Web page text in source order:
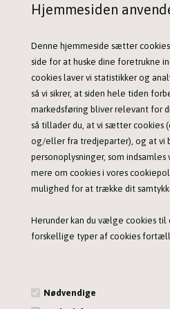
Hjemmesiden
Denne hjemmeside sætter
side for at huske dine foretrukne
cookies laver vi statistikker og
så vi sikrer, at siden hele tiden
markedsføring bliver relevant for
så tillader du, at vi sætter cookies
og/eller fra tredjeparter), og at vi
personoplysninger, som
mere om cookies i vores
mulighed for at trække dit
Herunder kan du vælge cookies til
forskellige typer af cookies
Nødvendige
Super fed kasket fra OWNEY Outdoor - Sort
99,00 DKK
OWNEY
funktionelt tøj samt accessories til
fint og stort udvalg i høj kvalitet er